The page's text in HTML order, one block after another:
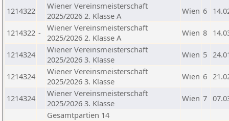
1214322
Wiener Vereinsmeisterschaft
2025/2026 2. Klasse A
Wien 6
1214322 -
Wiener Vereinsmeisterschaft
2025/2026 2. Klasse A
Wien 8
1214324
Wiener Vereinsmeisterschaft
2025/2026 3. Klasse
Wien 5
1214324
Wiener Vereinsmeisterschaft
2025/2026 3. Klasse
Wien 6
1214324
Wiener Vereinsmeisterschaft
2025/2026 3. Klasse
Wien 7
Gesamtpartien 14